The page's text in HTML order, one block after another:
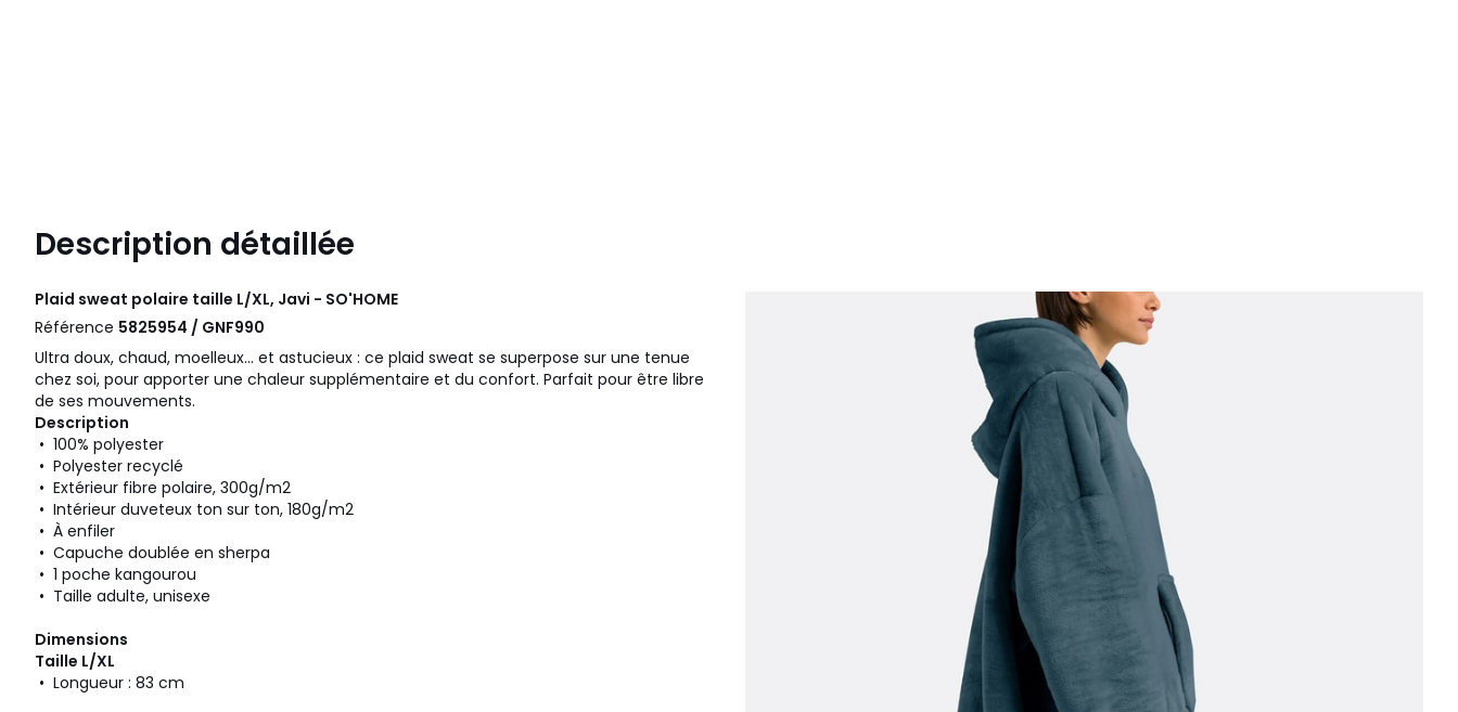
Description détaillée
Plaid sweat polaire taille L/XL, Javi - SO'HOME
Référence 5825954 / GNF990
Ultra doux, chaud, moelleux... et astucieux : ce plaid sweat se superpose sur une tenue
chez soi, pour apporter une chaleur supplémentaire et du confort. Parfait pour être libre
de ses mouvements.
Description
• 100% polyester
• Polyester recyclé
• Extérieur fibre polaire, 300g/m2
• Intérieur duveteux ton sur ton, 180g/m2
• À enfiler
• Capuche doublée en sherpa
• 1 poche kangourou
• Taille adulte, unisexe
Dimensions
Taille L/XL
• Longueur : 83 cm